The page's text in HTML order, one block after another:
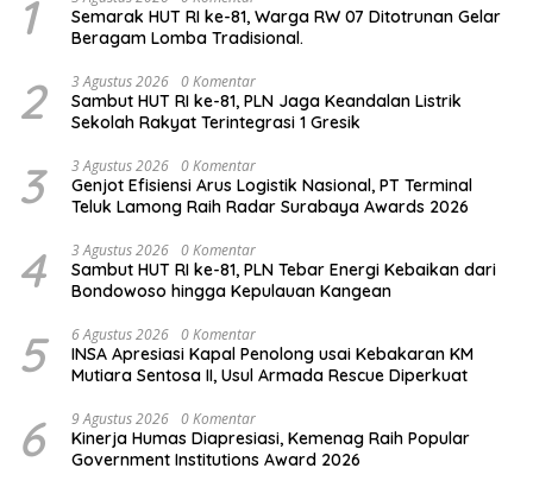
1
Semarak HUT RI ke-81, Warga RW 07 Ditotrunan Gelar
Beragam Lomba Tradisional.
2 3 Agustus 2026 0 Komentar
Sambut HUT RI ke-81, PLN Jaga Keandalan Listrik
Sekolah Rakyat Terintegrasi 1 Gresik
3 3 Agustus 2026 0 Komentar
Genjot Efisiensi Arus Logistik Nasional, PT Terminal
Teluk Lamong Raih Radar Surabaya Awards 2026
4 3 Agustus 2026 0 Komentar
Sambut HUT RI ke-81, PLN Tebar Energi Kebaikan dari
Bondowoso hingga Kepulauan Kangean
5 6 Agustus 2026 0 Komentar
INSA Apresiasi Kapal Penolong usai Kebakaran KM
Mutiara Sentosa II, Usul Armada Rescue Diperkuat
6 9 Agustus 2026 0 Komentar
Kinerja Humas Diapresiasi, Kemenag Raih Popular
Government Institutions Award 2026